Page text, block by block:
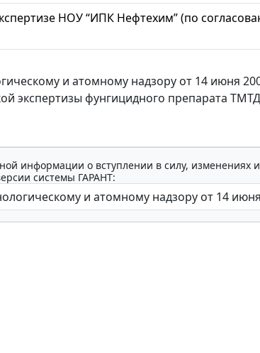
НОУ “ИПК Нефтехим” (по
и атомному надзору от 14 июня
экспертизы фунгицидного препарата
информации о вступлении в силу, изменениях
системы ГАРАНТ: